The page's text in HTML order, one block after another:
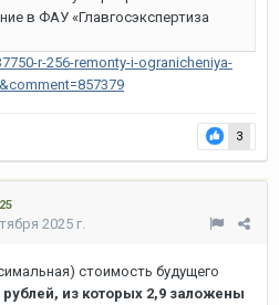
в ФАУ «Главгосэкспертиза
r-256-remonty-i-ogranicheniya-
3
2025 г.
стоимость будущего
рублей, из которых 2,9 заложены